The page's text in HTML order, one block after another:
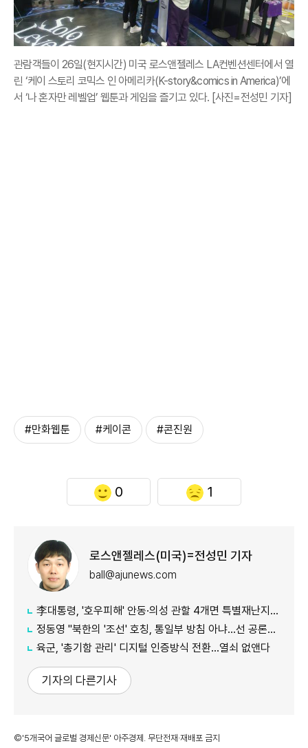
관람객들이 26일(현지시간) 미국 로스앤젤레스 LA컨벤션센터에서 열
린 ‘케이 스토리 코믹스 인 아메리카(K-story&comics in America)’에
서 ‘나 혼자만 레벨업’ 웹툰과 게임을 즐기고 있다. [사진=전성민 기자]
#만화웹툰 #케이콘 #콘진원
0 1
로스앤젤레스(미국)=전성민 기자
ball@ajunews.com
李대통령, '호우피해' 안동·의성 관할 4개면 특별재난지역 선포
정동영 "북한의 '조선' 호칭, 통일부 방침 아냐...선 공론화 먼저"
육군, '총기함 관리' 디지털 인증방식 전환…열쇠 없앤다
기자의 다른기사
©'5개국어 글로벌 경제신문' 아주경제. 무단전재·재배포 금지